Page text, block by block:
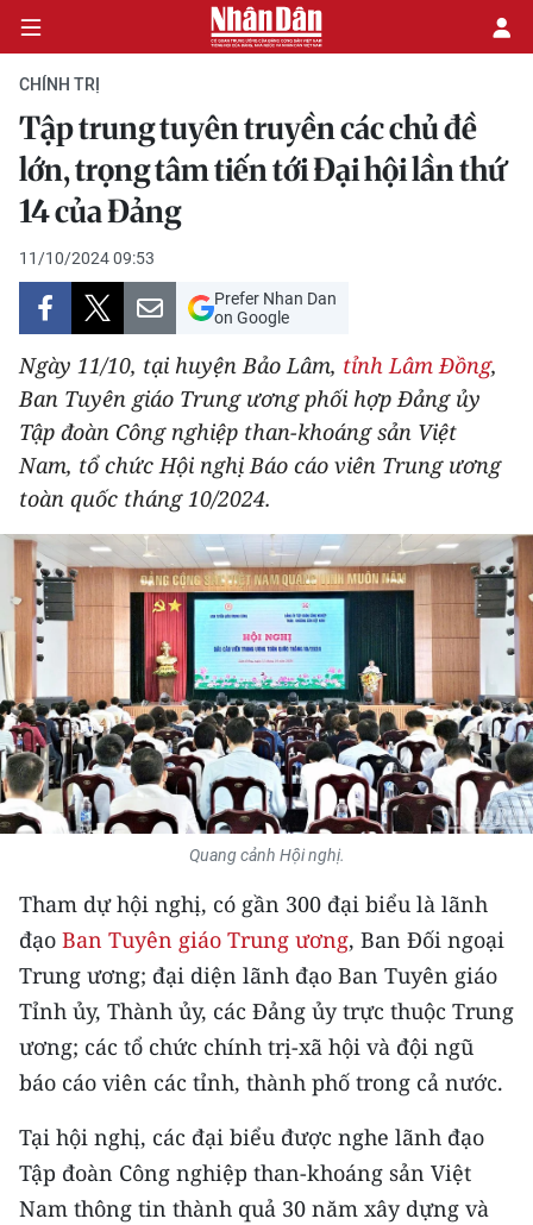
CHÍNH TRỊ
KINH TẾ
VĂN HÓA
XÃ HỘI
PHÁP LUẬT
DU LỊCH
THẾ GIỚI
THỂ THAO
GIÁO DỤC
Y TẾ
KHOA HỌC - CÔNG NGHỆ
MÔI TRƯỜNG
KIỂM CHỨNG THÔNG TIN
TRI THỨC CHUYÊN SÂU
54 DÂN TỘC VIỆT NAM
CHƯƠNG TRÌNH OCOP - MỖI XÃ
RADIO
CHÍNH TRỊ
Tập trung tuyên truyền các chủ đề
lớn, trọng tâm tiến tới Đại hội lần thứ
14 của Đảng
11/10/2024 09:53
Prefer Nhan Dan
on Google
Ngày 11/10, tại huyện Bảo Lâm, tỉnh Lâm Đồng,
Ban Tuyên giáo Trung ương phối hợp Đảng ủy
Tập đoàn Công nghiệp than-khoáng sản Việt
Nam, tổ chức Hội nghị Báo cáo viên Trung ương
toàn quốc tháng 10/2024.
Quang cảnh Hội nghị.
Tham dự hội nghị, có gần 300 đại biểu là lãnh
đạo Ban Tuyên giáo Trung ương, Ban Đối ngoại
Trung ương; đại diện lãnh đạo Ban Tuyên giáo
Tỉnh ủy, Thành ủy, các Đảng ủy trực thuộc Trung
ương; các tổ chức chính trị-xã hội và đội ngũ
báo cáo viên các tỉnh, thành phố trong cả nước.
Tại hội nghị, các đại biểu được nghe lãnh đạo
Tập đoàn Công nghiệp than-khoáng sản Việt
Nam thông tin thành quả 30 năm xây dựng và